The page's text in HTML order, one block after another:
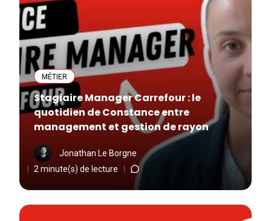
MÉTIER
Stagiaire Manager Carrefour : le
quotidien de Constance entre
management et gestion de rayon
Jonathan Le Borgne
2 minute(s) de lecture